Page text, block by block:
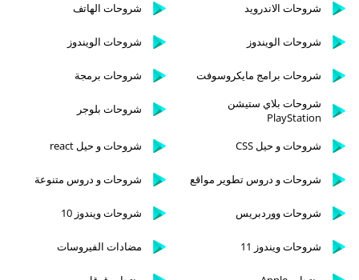
شروحات الاندرويد شروحات الهاتف
شروحات الويندوز شروحات الويندوز
شروحات برامج مايكروسوفت
شروحات برمجة
شروحات بلاي ستيشن
PlayStation
شروحات بلوجر
شروحات و حيل CSS شروحات و حيل react
شروحات و دروس تطوير مواقع شروحات و دروس متنوعة
شروحات ووردبريس شروحات ويندوز 10
شروحات ويندوز 11 مضادات الفيروسات